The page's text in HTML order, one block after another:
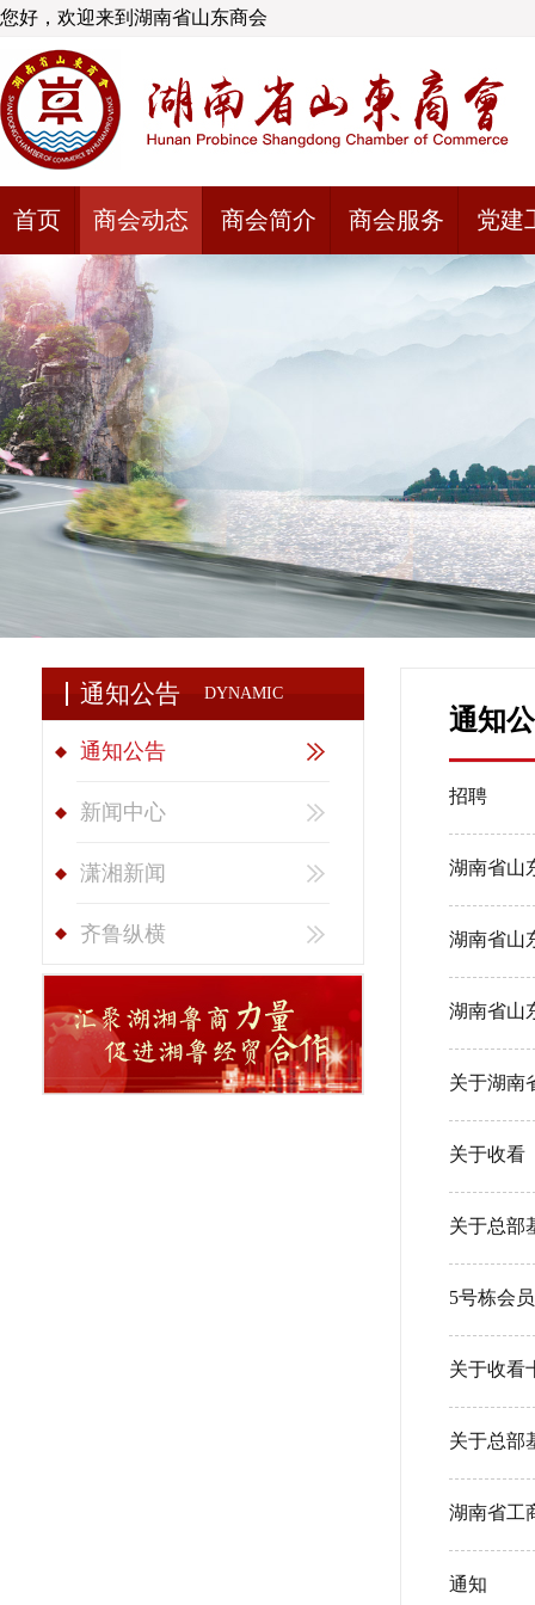
您好，欢迎来到湖南省山东商会
首页 商会动态 商会简介 商会服务 党建
通知公告 DYNAMIC
通知公告
新闻中心
潇湘新闻
齐鲁纵横
通知
招聘
湖南省山
湖南省山
湖南省山
关于湖南
关于收看
关于总部
5号栋会
关于收看
关于总部
湖南省工
通知